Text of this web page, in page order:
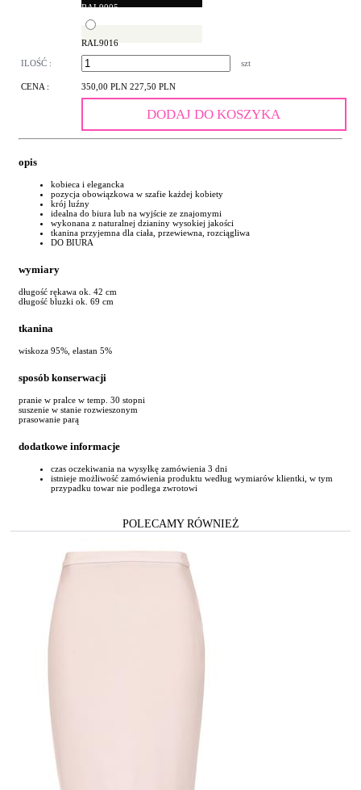
RAL9005
RAL9016
ILOŚĆ : szt
CENA : 350,00 PLN 227,50 PLN
DODAJ DO KOSZYKA
opis
kobieca i elegancka
pozycja obowiązkowa w szafie każdej kobiety
krój luźny
idealna do biura lub na wyjście ze znajomymi
wykonana z naturalnej dzianiny wysokiej jakości
tkanina przyjemna dla ciała, przewiewna, rozciągliwa
DO BIURA
wymiary
długość rękawa ok. 42 cm
długość bluzki ok. 69 cm
tkanina
wiskoza 95%, elastan 5%
sposób konserwacji
pranie w pralce w temp. 30 stopni
suszenie w stanie rozwieszonym
prasowanie parą
dodatkowe informacje
czas oczekiwania na wysyłkę zamówienia 3 dni
istnieje możliwość zamówienia produktu według wymiarów klientki, w tym
przypadku towar nie podlega zwrotowi
POLECAMY RÓWNIEŻ